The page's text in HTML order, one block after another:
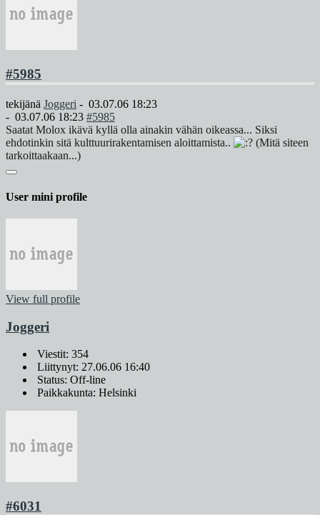
#5985
tekijänä Joggeri - 03.07.06 18:23
- 03.07.06 18:23 #5985
Saatat Molox ikävä kyllä olla ainakin vähän oikeassa... Siksi
ehdotinkin sitä kulttuurirakentamisen aloittamista..
(Mitä siteen
tarkoittaakaan...)
User mini profile
View full profile
Joggeri
Viestit: 354
Liittynyt: 27.06.06 16:40
Status: Off-line
Paikkakunta: Helsinki
#6031